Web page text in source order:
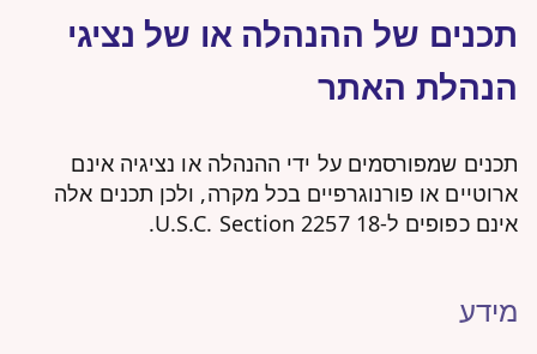
תכנים של ההנהלה או של נציגי
הנהלת האתר
תכנים שמפורסמים על ידי ההנהלה או נציגיה אינם
ארוטיים או פורנוגרפיים בכל מקרה, ולכן תכנים אלה
אינם כפופים ל-18 U.S.C. Section 2257.
מידע